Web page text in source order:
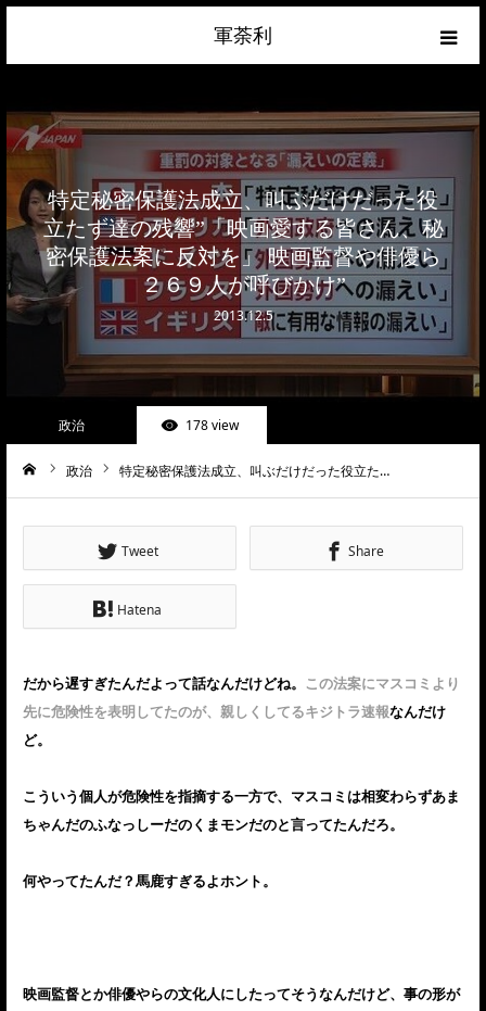
軍荼利
特定秘密保護法成立、叫ぶだけだった役
立たず達の残響”「映画愛する皆さん、秘
密保護法案に反対を」 映画監督や俳優ら
２６９人が呼びかけ”
2013.12.5
政治 178 view
政治 特定秘密保護法成立、叫ぶだけだった役立た…
Tweet Share
Hatena
だから遅すぎたんだよって話なんだけどね。 この法案にマスコミより
先に危険性を表明してたのが、親しくしてるキジトラ速報なんだけ
ど。
こういう個人が危険性を指摘する一方で、マスコミは相変わらずあま
ちゃんだのふなっしーだのくまモンだのと言ってたんだろ。
何やってたんだ？馬鹿すぎるよホント。
映画監督とか俳優やらの文化人にしたってそうなんだけど、事の形が
ネトウヨ
政治
ライフハック
サイトマップ
about
お問合せ